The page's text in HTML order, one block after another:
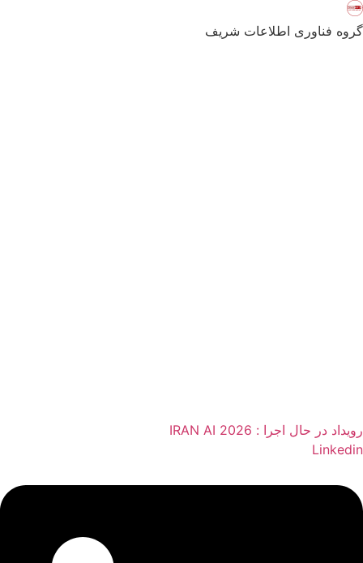
گروه فناوری اطلاعات شریف
رویداد در حال اجرا : IRAN AI 2026
Linkedin